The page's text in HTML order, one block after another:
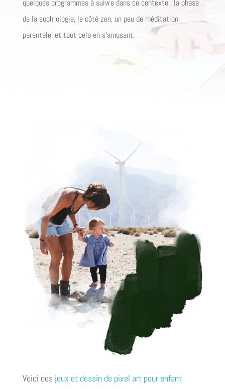
quelques programmes à suivre dans ce contexte : la phase
de la sophrologie, le côté zen, un peu de méditation
parentale, et tout cela en s’amusant.
Voici des jeux et dessin de pixel art pour enfant